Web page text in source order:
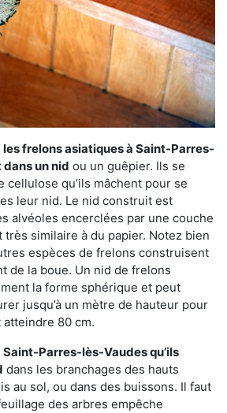
les frelons asiatiques à Saint-Parres-
un nid ou un guêpier. Ils se
cellulose qu’ils mâchent pour se
leur nid. Le nid construit est
alvéoles encerclées par une couche
très similaire à du papier. Notez bien
espèces de frelons construisent
de la boue. Un nid de frelons
la forme sphérique et peut
jusqu’à un mètre de hauteur pour
80 cm.
Saint-Parres-lès-Vaudes qu’ils
dans les branchages des hauts
au sol, ou dans des buissons. Il faut
des arbres empêche